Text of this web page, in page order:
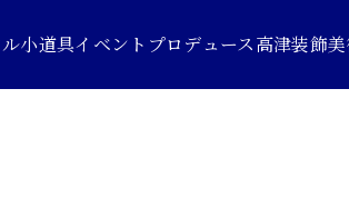
小道具イベントプロデュース高津装飾